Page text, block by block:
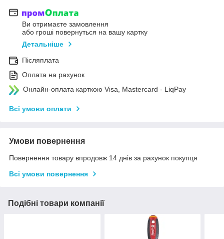
Ви отримаєте замовлення
або гроші повернуться на вашу картку
Детальніше
Післяплата
Оплата на рахунок
Онлайн-оплата карткою Visa, Mastercard - LiqPay
Всі умови оплати
Умови повернення
Повернення товару впродовж 14 днів за рахунок покупця
Всі умови повернення
Подібні товари компанії